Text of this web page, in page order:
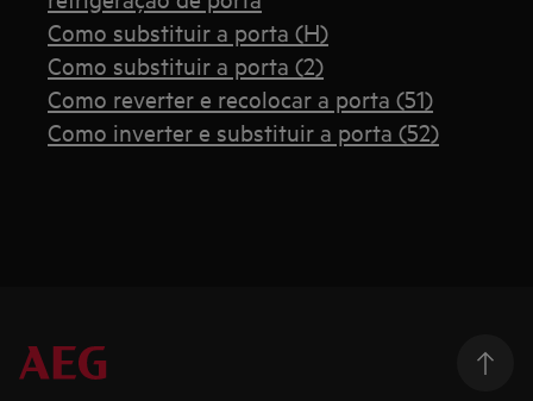
Como substituir a porta (H)
Como substituir a porta (2)
Como reverter e recolocar a porta (51)
Como inverter e substituir a porta (52)